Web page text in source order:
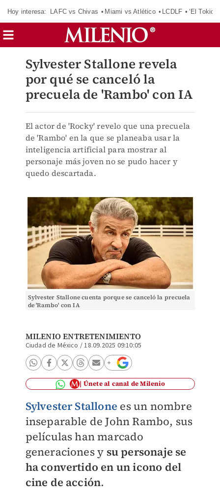
Hoy interesa: LAFC vs Chivas Miami vs Atlético LCDLF ‘El Tokio’
Sylvester Stallone revela
por qué se canceló la
precuela de 'Rambo' con IA
El actor de 'Rocky' revelo que una precuela
de 'Rambo' en la que se planeaba usar la
inteligencia artificial para mostrar al
personaje más joven no se pudo hacer y
quedo descartada.
Sylvester Stallone cuenta porque se canceló la precuela
de 'Rambo' con IA
MILENIO ENTRETENIMIENTO
Ciudad de México /18.09.2025 09:10:05
Únete al canal de Milenio
Sylvester Stallone es un nombre
inseparable de John Rambo, sus
películas han marcado
generaciones y su personaje se
ha convertido en un icono del
cine de acción.